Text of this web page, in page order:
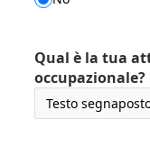
Qual è la tua
occupazionale?